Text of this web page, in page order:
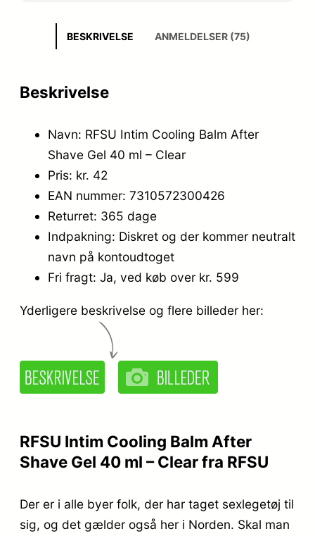
BESKRIVELSE ANMELDELSER (75)
Beskrivelse
Navn: RFSU Intim Cooling Balm After
Shave Gel 40 ml – Clear
Pris: kr. 42
EAN nummer: 7310572300426
Returret: 365 dage
Indpakning: Diskret og der kommer neutralt
navn på kontoudtoget
Fri fragt: Ja, ved køb over kr. 599
Yderligere beskrivelse og flere billeder her:
RFSU Intim Cooling Balm After
Shave Gel 40 ml – Clear fra RFSU
Der er i alle byer folk, der har taget sexlegetøj til
sig, og det gælder også her i Norden. Skal man